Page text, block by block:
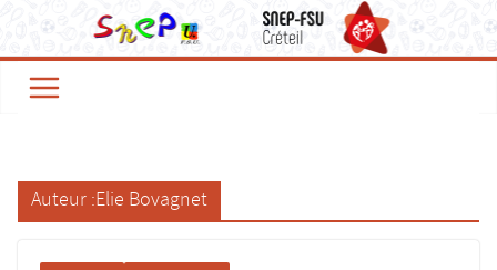
contenu
Auteur :Elie Bovagnet